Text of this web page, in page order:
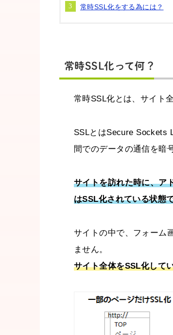
常時SSL化をする為には？
常時SSL化って何？
常時SSL化とは、サイト
SSLとはSecure Sockets
間でのデータの通信を暗
サイトを訪れた時に、ア
はSSL化されている状態
サイトの中で、フォーム
ません。
サイト全体をSSL化して